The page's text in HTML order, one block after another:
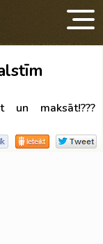
un maksāt!???